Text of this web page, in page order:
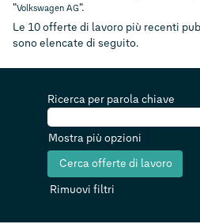
"Volkswagen AG".
Le 10 offerte di lavoro più recenti
sono elencate di seguito.
Ricerca per parola chiave
Mostra più opzioni
Rimuovi filtri